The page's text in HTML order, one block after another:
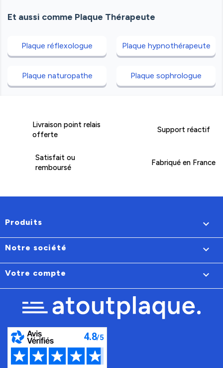
Et aussi comme Plaque Thérapeute
Plaque réflexologue Plaque hypnothérapeute
Plaque naturopathe Plaque sophrologue
Livraison point relais
offerte
Support réactif
Satisfait ou
remboursé
Fabriqué en France
Produits 
Notre société 
Votre compte 